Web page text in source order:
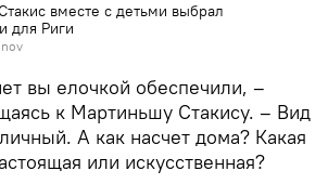
вместе с детьми выбрал
для Риги
вы елочкой обеспечили, –
к Мартиньшу Стакису. – Вид
А как насчет дома? Какая
или искусственная?